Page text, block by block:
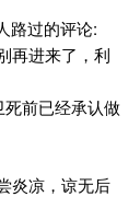
路过的评论:
再进来了，利
死前已经承认做
炎凉，谅无后